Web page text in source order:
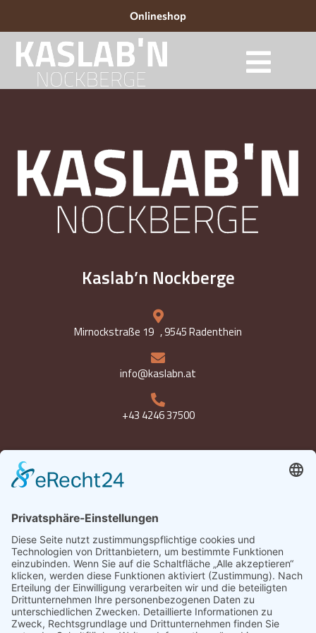
Onlineshop
Kaslab’n Nockberge
Mirnockstraße 19 , 9545 Radenthein
info@kaslabn.at
+43 4246 37500
Öffnungszeiten
Montag bis Freitag 8-18 Uhr
Samstag 8-12:30 Uhr
Datenschutz